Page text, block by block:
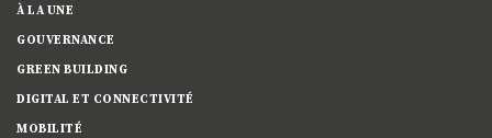
À LA UNE
GOUVERNANCE
GREEN BUILDING
DIGITAL ET CONNECTIVITÉ
MOBILITÉ